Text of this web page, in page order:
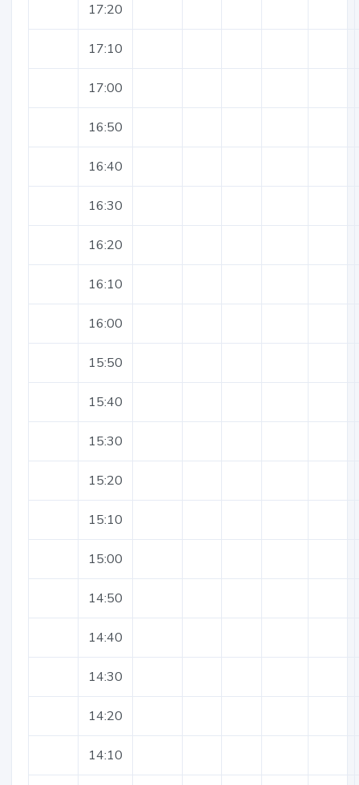
17:20
17:10
17:00
16:50
16:40
16:30
16:20
16:10
16:00
15:50
15:40
15:30
15:20
15:10
15:00
14:50
14:40
14:30
14:20
14:10